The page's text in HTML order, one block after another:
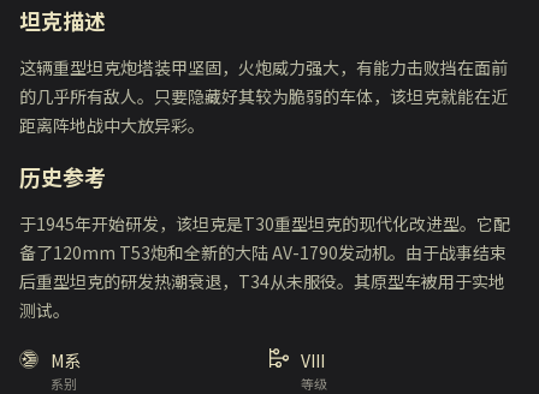
坦克描述
这辆重型坦克炮塔装甲坚固，火炮威力强大，有能力击败挡在面前
的几乎所有敌人。只要隐藏好其较为脆弱的车体，该坦克就能在近
距离阵地战中大放异彩。
历史参考
于1945年开始研发，该坦克是T30重型坦克的现代化改进型。它配
备了120mm T53炮和全新的大陆 AV-1790发动机。由于战事结束
后重型坦克的研发热潮衰退，T34从未服役。其原型车被用于实地
测试。
系别
M系
等级
VIII